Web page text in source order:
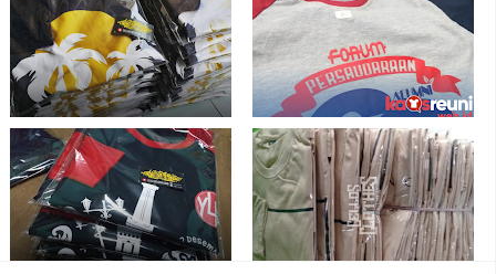
Hasil Sablon Kaos Reuni SD Sekolah
Dasar - Kaos Reuni
Kaos Reuni Raglan Orange Abu Meh
Seket Bio 2 - Sablon Kaos Reuni
Online - C2
Sablon Kaos Gathering Yogyakarta -
Sablon Desain Kaos Reuni Online
Kaos Reuni Kombinasi Forum
Persaudraan Alumni - Kaos Reuni